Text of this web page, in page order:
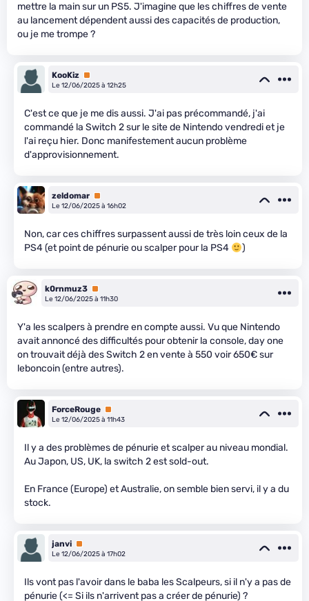
mettre la main sur un PS5. J'imagine que les chiffres de vente
au lancement dépendent aussi des capacités de production,
ou je me trompe ?
KooKiz Premium
Le 12/06/2025 à 12h25
C'est ce que je me dis aussi. J'ai pas précommandé, j'ai
commandé la Switch 2 sur le site de Nintendo vendredi et je
l'ai reçu hier. Donc manifestement aucun problème
d'approvisionnement.
zeldomar Premium
Le 12/06/2025 à 16h02
Non, car ces chiffres surpassent aussi de très loin ceux de la
PS4 (et point de pénurie ou scalper pour la PS4
)
k0rnmuz3 Premium
Le 12/06/2025 à 11h30
Y'a les scalpers à prendre en compte aussi. Vu que Nintendo
avait annoncé des difficultés pour obtenir la console, day one
on trouvait déjà des Switch 2 en vente à 550 voir 650€ sur
leboncoin (entre autres).
ForceRouge Premium
Le 12/06/2025 à 11h43
Il y a des problèmes de pénurie et scalper au niveau mondial.
Au Japon, US, UK, la switch 2 est sold-out.
En France (Europe) et Australie, on semble bien servi, il y a du
stock.
janvi Premium
Le 12/06/2025 à 17h02
Ils vont pas l'avoir dans le baba les Scalpeurs, si il n'y a pas de
pénurie (<= Si ils n'arrivent pas a créer de pénurie) ?